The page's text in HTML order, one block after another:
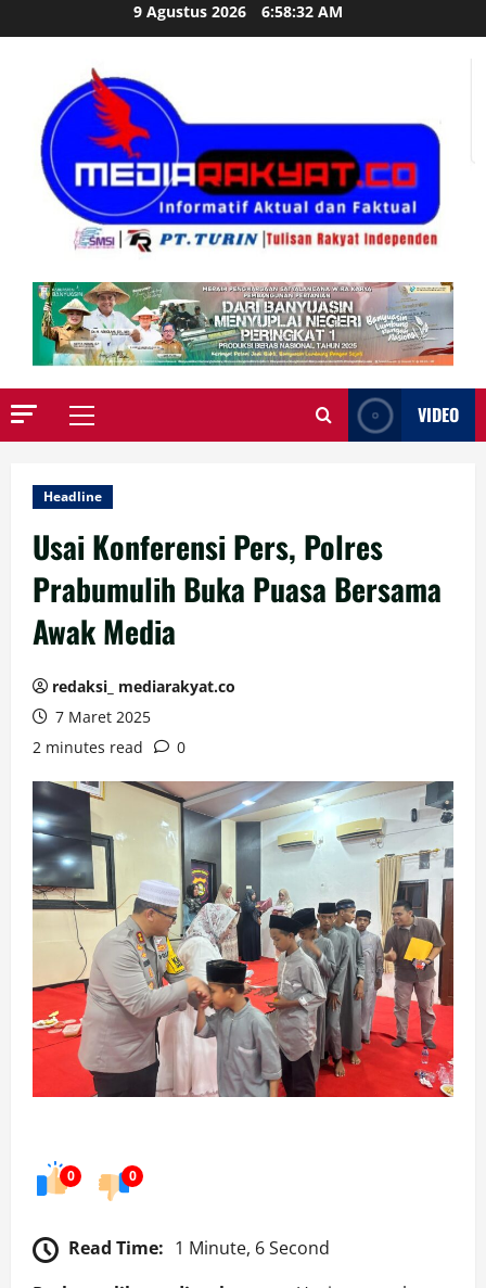
to
9 Agustus 2026 6:58:34 AM
Primary
VIDEO
Headline
Usai Konferensi Pers, Polres
Prabumulih Buka Puasa Bersama
Awak Media
redaksi_ mediarakyat.co
7 Maret 2025
2 minutes read
0
0 0
Read Time: 1 Minute, 6 Second